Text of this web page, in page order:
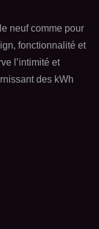
neuf comme pour
fonctionnalité et
l’intimité et
des kWh